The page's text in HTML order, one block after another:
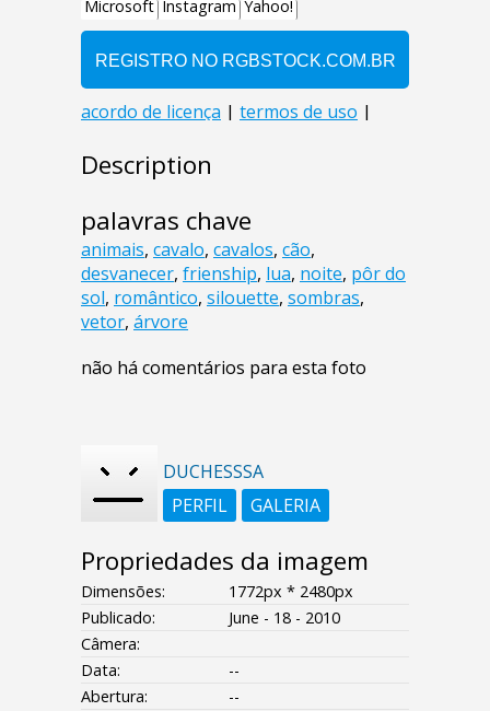
Description
palavras chave
animais, cavalo, cavalos, cão,
desvanecer, frienship, lua, noite, pôr do
sol, romântico, silouette, sombras,
vetor, árvore
não há comentários para esta foto
DUCHESSSA
PERFIL
GALERIA
Propriedades da imagem
Dimensões:
1772px * 2480px
Publicado:
June - 18 - 2010
Câmera:
Data:
--
Abertura:
--